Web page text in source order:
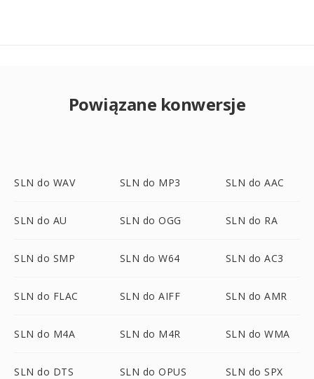
Powiązane konwersje
SLN do WAV SLN do MP3 SLN do AAC
SLN do AU SLN do OGG SLN do RA
SLN do SMP SLN do W64 SLN do AC3
SLN do FLAC SLN do AIFF SLN do AMR
SLN do M4A SLN do M4R SLN do WMA
SLN do DTS SLN do OPUS SLN do SPX